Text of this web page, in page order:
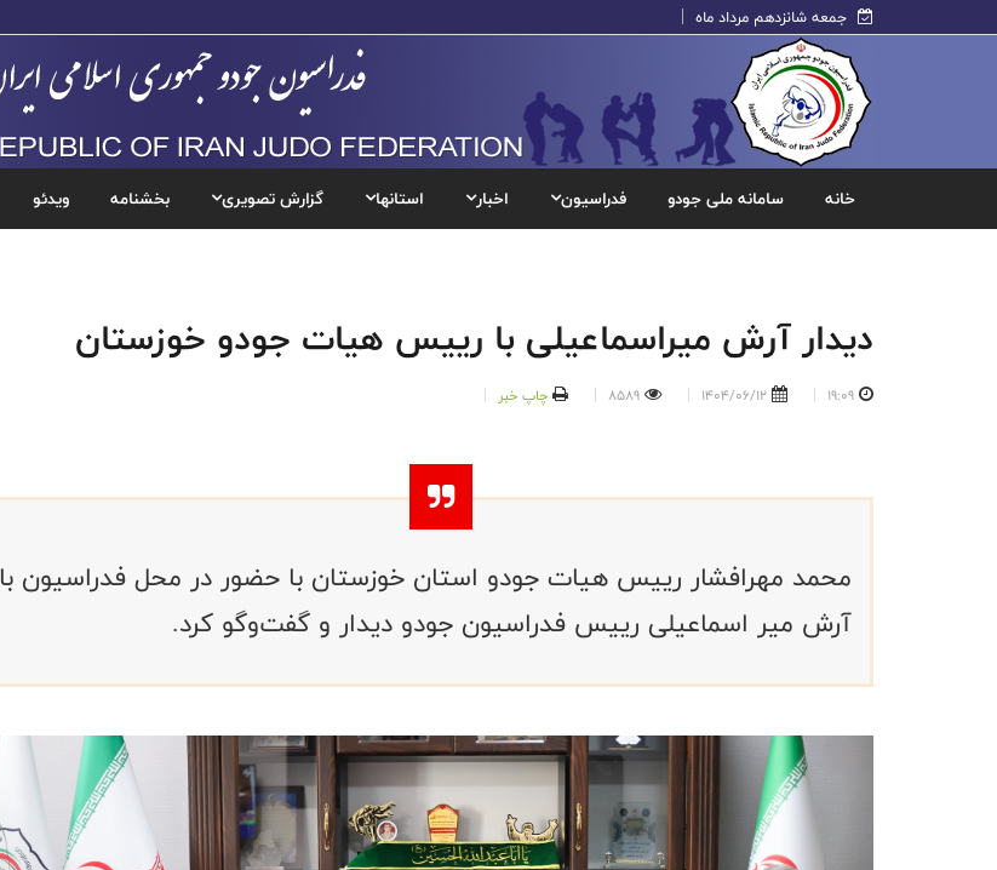
جمعه شانزدهم مرداد ماه
خانه سامانه ملی جودو فدراسیون اخبار استانها گزارش تصویری بخشنامه ویدئو
دیدار آرش میراسماعیلی با رییس هیات جودو خوزستان
19:09
1404/06/12
8589 چاپ خبر
محمد مهرافشار رییس هیات جودو استان خوزستان با حضور در محل فدراسیون با
آرش میر اسماعیلی رییس فدراسیون جودو دیدار و گفت‌و‌گو کرد.